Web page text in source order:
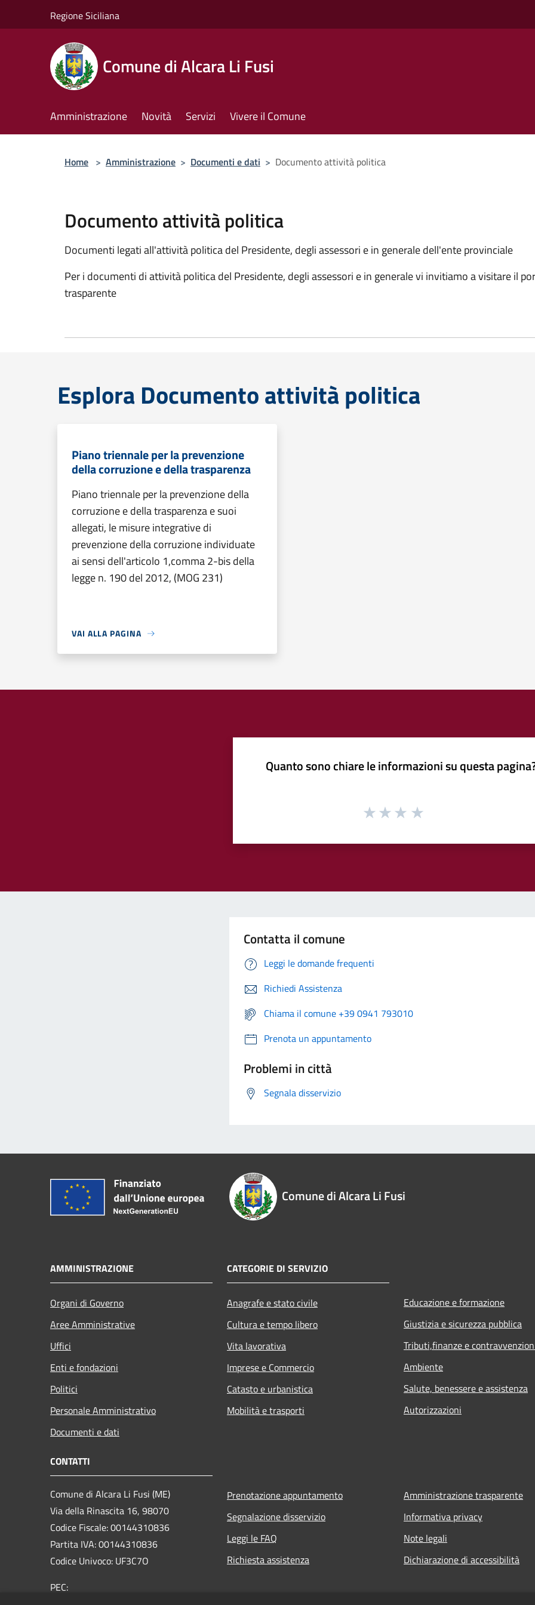
Regione Siciliana
Comune di Alcara Li Fusi
Amministrazione Novità Servizi Vivere il Comune
Home > Amministrazione > Documenti e dati > Documento attività politica
Documento attività politica
Documenti legati all'attività politica del Presidente, degli assessori e in generale dell'ente provinciale
Per i documenti di attività politica del Presidente, degli assessori e in generale vi invitiamo a visitare il
trasparente
Esplora Documento attività politica
Piano triennale per la prevenzione
della corruzione e della trasparenza
Piano triennale per la prevenzione della
corruzione e della trasparenza e suoi
allegati, le misure integrative di
prevenzione della corruzione individuate
ai sensi dell'articolo 1,comma 2-bis della
legge n. 190 del 2012, (MOG 231)
VAI ALLA PAGINA
Quanto sono chiare le informazioni su questa
Contatta il comune
Leggi le domande frequenti
Richiedi Assistenza
Chiama il comune +39 0941 793010
Prenota un appuntamento
Problemi in città
Segnala disservizio
Comune di Alcara Li Fusi
AMMINISTRAZIONE
Organi di Governo
Aree Amministrative
Uffici
Enti e fondazioni
Politici
Personale Amministrativo
Documenti e dati
CATEGORIE DI SERVIZIO
Anagrafe e stato civile
Cultura e tempo libero
Vita lavorativa
Imprese e Commercio
Catasto e urbanistica
Mobilità e trasporti
Educazione e formazione
Giustizia e sicurezza pubblica
Tributi,finanze e
Ambiente
Salute, benessere e assistenza
Autorizzazioni
CONTATTI
Comune di Alcara Li Fusi (ME)
Via della Rinascita 16, 98070
Codice Fiscale: 00144310836
Partita IVA: 00144310836
Codice Univoco: UF3C7O
PEC:
Prenotazione appuntamento
Segnalazione disservizio
Leggi le FAQ
Richiesta assistenza
Amministrazione trasparente
Informativa privacy
Note legali
Dichiarazione di accessibilità